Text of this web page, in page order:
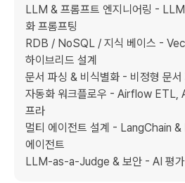
LLM & 프롬프트 엔지니어링 -
화 프롬프팅
RDB / NoSQL / 지식 베이스 -
하이브리드 설계
문서 파싱 & 비식별화 - 비정형 문
자동화 워크플로우 - Airflow ETL,
프라
멀티 에이전트 설계 - LangChain
에이전트
LLM-as-a-Judge & 보안 - AI 평가